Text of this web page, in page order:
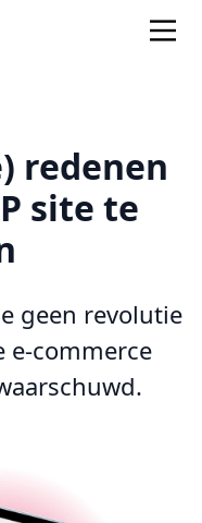
redenen
site te
geen revolutie
e-commerce